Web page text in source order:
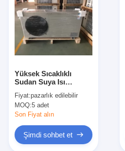
Yüksek Sıcaklıklı
Sudan Suya Isı
Fiyat:pazarlık edilebilir
MOQ:5 adet
Son Fiyat alın
Şimdi sohbet et